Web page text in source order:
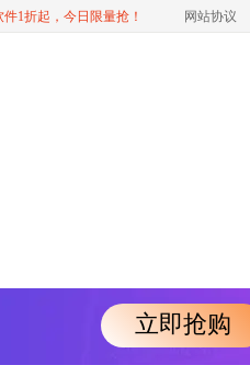
件1折起，今日限量抢！ 网站协议
立即抢购